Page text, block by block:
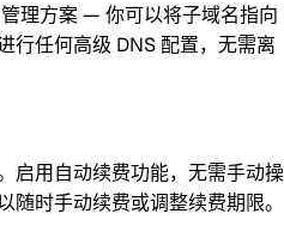
理方案 — 你可以将子域名指向
行任何高级 DNS 配置，无需离
启用自动续费功能，无需手动操
时手动续费或调整续费期限。